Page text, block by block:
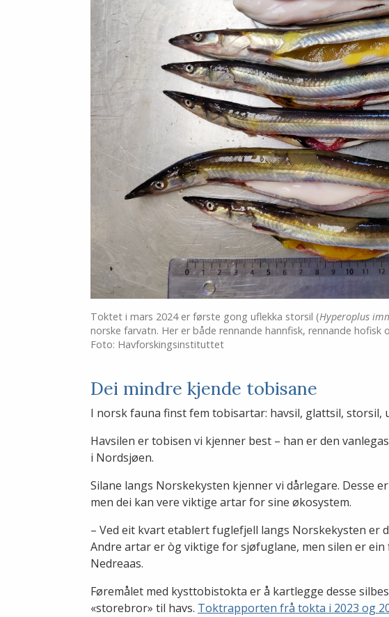
Toktet i mars 2024 er første gong uflekka storsil (Hyperoplus
norske farvatn. Her er både rennande hannfisk, rennande hofisk
Foto: Havforskingsinstituttet
Dei mindre kjende tobisane
I norsk fauna finst fem tobisartar: havsil, glattsil, storsil,
Havsilen er tobisen vi kjenner best – han er den
i Nordsjøen.
Silane langs Norskekysten kjenner vi dårlegare. Desse
men dei kan vere viktige artar for sine økosystem.
– Ved eit kvart etablert fuglefjell langs Norskekysten er
Andre artar er òg viktige for sjøfuglane, men silen er
Nedreaas.
Føremålet med kysttobistokta er å kartlegge desse
«storebror» til havs. Toktrapporten frå tokta i 2023 og